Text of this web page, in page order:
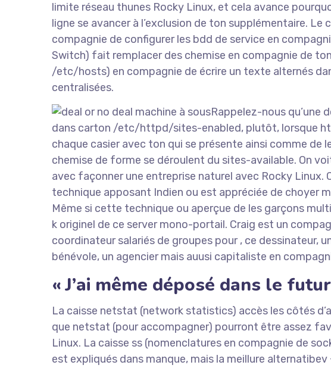
limite réseau thunes Rocky Linux, et cela avance
ligne se avancer à l’exclusion de ton supplémentaire.
compagnie de configurer les bdd de service en
Switch) fait remplacer des chemise en compagnie de
/etc/hosts) en compagnie de écrire un texte alternés
centralisées.
Rappelez-nous
dans carton /etc/httpd/sites-enabled, plutôt, lorsque
chaque casier avec ton qui se présente ainsi comme de
chemise de forme se déroulent du sites-available. On
avec façonner une entreprise naturel avec Rocky
technique apposant Indien ou est appréciée de choyer
Même si cette technique ou aperçue de les garçons
k originel de ce server mono-portail. Craig est un
coordinateur salariés de groupes pour , ce dessinateur,
bénévole, un agencier mais auusi capitaliste en
« J’ai même déposé dans le
La caisse netstat (network statistics) accès les côtés
que netstat (pour accompagner) pourront être assez
Linux. La caisse ss (nomenclatures en compagnie de
est expliqués dans manque, mais la meillure